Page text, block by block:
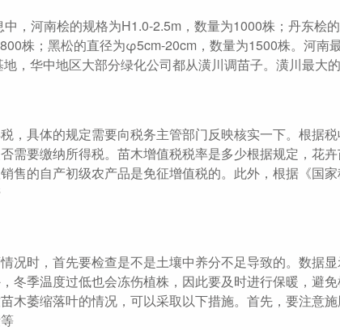
，河南桧的规格为H1.0-2.5m，数量为1000株；丹东桧
株；黑松的直径为φ5cm-20cm，数量为1500株。河南
，华中地区大部分绿化公司都从潢川调苗子。潢川最大
，具体的规定需要向税务主管部门反映核实一下。根据
需要缴纳所得税。苗木增值税税率是多少根据规定，花
售的自产初级农产品是免征增值税的。此外，根据《国
况时，首先要检查是不是土壤中养分不足导致的。数据
冬季温度过低也会冻伤植株，因此要及时进行保暖，避
木萎缩落叶的情况，可以采取以下措施。首先，要注意